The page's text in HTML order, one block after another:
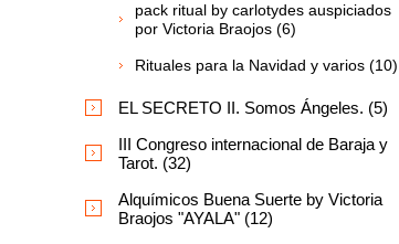
pack ritual by carlotydes auspiciados
por Victoria Braojos (6)
Rituales para la Navidad y varios (10)
EL SECRETO II. Somos Ángeles. (5)
III Congreso internacional de Baraja y
Tarot. (32)
Alquímicos Buena Suerte by Victoria
Braojos "AYALA" (12)